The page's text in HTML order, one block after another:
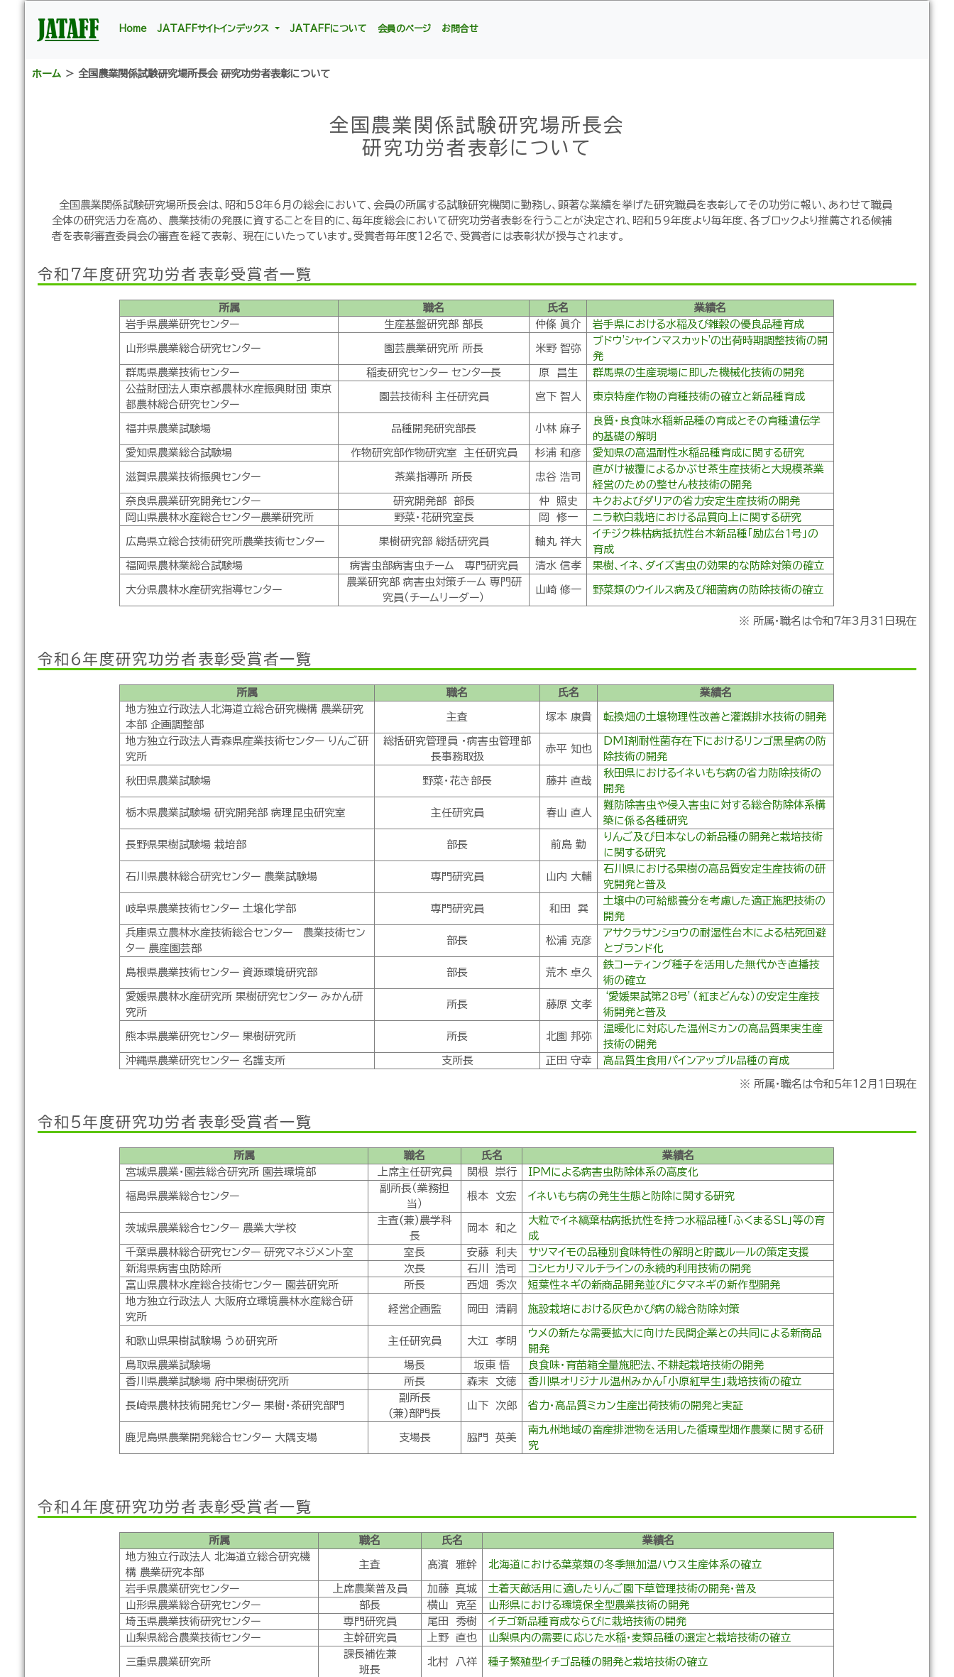
Home JATAFFサイトインデックス JATAFFについて 会員のページ お問合せ
ホーム ＞ 全国農業関係試験研究場所長会 研究功労者表彰について
全国農業関係試験研究場所長会
研究功労者表彰について
全国農業関係試験研究場所長会は、昭和58年6月の総会において、会員の所属する試験研究機関に勤務し、顕著な業績を挙げた研究職員を表彰してその功労に報い、あわせて職員
全体の研究活力を高め、 農業技術の発展に資することを目的に、毎年度総会において研究功労者表彰を行うことが決定され、昭和59年度より毎年度、各ブロックより推薦される候補
者を表彰審査委員会の審査を経て表彰、 現在にいたっています。受賞者毎年度12名で、受賞者には表彰状が授与されます。
令和７年度研究功労者表彰受賞者一覧
所属 職名 氏名
業績名
岩手県農業研究センター
生産基盤研究部 部長 仲條 眞介 岩手県における水稲及び雑穀の優良品種育成
山形県農業総合研究センター 園芸農業研究所 所長 米野 智弥
ブドウ'シャインマスカット'の出荷時期調整技術の開
発
群馬県農業技術センター
稲麦研究センター センター長 原 昌生
群馬県の生産現場に即した機械化技術の開発
公益財団法人東京都農林水産振興財団 東京
都農林総合研究センター
園芸技術科 主任研究員 宮下 智人 東京特産作物の育種技術の確立と新品種育成
福井県農業試験場 品種開発研究部長 小林 麻子
良質・良食味水稲新品種の育成とその育種遺伝学
的基礎の解明
愛知県農業総合試験場
作物研究部作物研究室 主任研究員 杉浦 和彦 愛知県の高温耐性水稲品種育成に関する研究
滋賀県農業技術振興センター 茶業指導所 所長 忠谷 浩司
直がけ被覆によるかぶせ茶生産技術と大規模茶業
経営のための整せん枝技術の開発
奈良県農業研究開発センター
研究開発部 部長 仲 照史
キクおよびダリアの省力安定生産技術の開発
岡山県農林水産総合センター農業研究所
野菜・花研究室長 岡 修一 ニラ軟白栽培における品質向上に関する研究
広島県立総合技術研究所農業技術センター 果樹研究部 総括研究員 軸丸 祥大
イチジク株枯病抵抗性台木新品種「励広台１号」の
育成
福岡県農林業総合試験場
病害虫部病害虫チーム 専門研究員 清水 信孝 果樹、イネ、ダイズ害虫の効果的な防除対策の確立
大分県農林水産研究指導センター
農業研究部 病害虫対策チーム 専門研
究員（チームリーダー）
山崎 修一 野菜類のウイルス病及び細菌病の防除技術の確立
※ 所属・職名は令和7年3月3１日現在
令和６年度研究功労者表彰受賞者一覧
所属 職名 氏名
業績名
地方独立行政法人北海道立総合研究機構 農業研究
本部 企画調整部
主査 塚本 康貴 転換畑の土壌物理性改善と灌漑排水技術の開発
地方独立行政法人青森県産業技術センター りんご研
究所
総括研究管理員 ・病害虫管理部
長事務取扱
赤平 知也
DMI剤耐性菌存在下におけるリンゴ黒星病の防
除技術の開発
秋田県農業試験場 野菜・花き部長 藤井 直哉
秋田県におけるイネいもち病の省力防除技術の
開発
栃木県農業試験場 研究開発部 病理昆虫研究室 主任研究員 春山 直人
難防除害虫や侵入害虫に対する総合防除体系構
築に係る各種研究
長野県果樹試験場 栽培部 部長 前島 勤
りんご及び日本なしの新品種の開発と栽培技術
に関する研究
石川県農林総合研究センター 農業試験場 専門研究員 山内 大輔
石川県における果樹の高品質安定生産技術の研
究開発と普及
岐阜県農業技術センター 土壌化学部 専門研究員 和田 巽
土壌中の可給態養分を考慮した適正施肥技術の
開発
兵庫県立農林水産技術総合センター 農業技術セン
ター 農産園芸部
部長 松浦 克彦
アサクラサンショウの耐湿性台木による枯死回避
とブランド化
島根県農業技術センター 資源環境研究部 部長 荒木 卓久
鉄コーティング種子を活用した無代かき直播技
術の確立
愛媛県農林水産研究所 果樹研究センター みかん研
究所
所長 藤原 文孝
‘愛媛果試第28号’（紅まどんな）の安定生産技
術開発と普及
熊本県農業研究センター 果樹研究所 所長 北園 邦弥
温暖化に対応した温州ミカンの高品質果実生産
技術の開発
沖縄県農業研究センター 名護支所
支所長 正田 守幸 高品質生食用パインアップル品種の育成
※ 所属・職名は令和５年12月１日現在
令和５年度研究功労者表彰受賞者一覧
所属 職名 氏名
業績名
宮城県農業・園芸総合研究所 園芸環境部
上席主任研究員 関根 崇行 ＩＰＭによる病害虫防除体系の高度化
福島県農業総合センター
副所長（業務担
当）
根本 文宏 イネいもち病の発生生態と防除に関する研究
茨城県農業総合センター 農業大学校
主査(兼)農学科
長
岡本 和之
大粒でイネ縞葉枯病抵抗性を持つ水稲品種「ふくまるSL」等の育
成
千葉県農林総合研究センター 研究マネジメント室
室長 安藤 利夫
サツマイモの品種別食味特性の解明と貯蔵ルールの策定支援
新潟県病害虫防除所
次長 石川 浩司
コシヒカリマルチラインの永続的利用技術の開発
富山県農林水産総合技術センター 園芸研究所
所長 西畑 秀次
短葉性ネギの新商品開発並びにタマネギの新作型開発
地方独立行政法人 大阪府立環境農林水産総合研
究所
経営企画監 岡田 清嗣 施設栽培における灰色かび病の総合防除対策
和歌山県果樹試験場 うめ研究所 主任研究員 大江 孝明
ウメの新たな需要拡大に向けた民間企業との共同による新商品
開発
鳥取県農業試験場
場長 坂東 悟
良食味・育苗箱全量施肥法、不耕起栽培技術の開発
香川県農業試験場 府中果樹研究所
所長 森末 文徳 香川県オリジナル温州みかん「小原紅早生」栽培技術の確立
長崎県農林技術開発センター 果樹・茶研究部門
副所長
(兼)部門長
山下 次郎 省力・高品質ミカン生産出荷技術の開発と実証
鹿児島県農業開発総合センター 大隅支場 支場長 脇門 英美
南九州地域の畜産排泄物を活用した循環型畑作農業に関する研
究
令和４年度研究功労者表彰受賞者一覧
所属 職名 氏名
業績名
地方独立行政法人 北海道立総合研究機
構 農業研究本部
主査 髙濱 雅幹 北海道における葉菜類の冬季無加温ハウス生産体系の確立
岩手県農業研究センター 上席農業普及員 加藤 真城
土着天敵活用に適したりんご園下草管理技術の開発・普及
山形県農業総合研究センター
部長 横山 克至
山形県における環境保全型農業技術の開発
埼玉県農業技術研究センター
専門研究員 尾田 秀樹
イチゴ新品種育成ならびに栽培技術の開発
山梨県総合農業技術センター
主幹研究員 上野 直也 山梨県内の需要に応じた水稲・麦類品種の選定と栽培技術の確立
三重県農業研究所
課長補佐兼
班長
北村 八祥 種子繁殖型イチゴ品種の開発と栽培技術の確立